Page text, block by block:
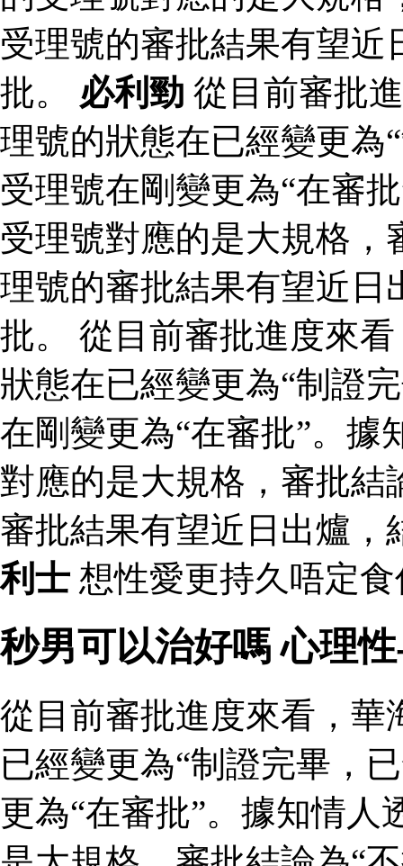
受理號的審批結果有望
批。 必利勁 從目前審批
理號的狀態在已經變更為
受理號在剛變更為“在審
受理號對應的是大規格，
理號的審批結果有望近日
批。 從目前審批進度來
狀態在已經變更為“制證
在剛變更為“在審批”。據
對應的是大規格，審批結
審批結果有望近日出爐
利士 想性愛更持久唔定
秒男可以治好嗎 心理
從目前審批進度來看，華
已經變更為“制證完畢，
更為“在審批”。據知情